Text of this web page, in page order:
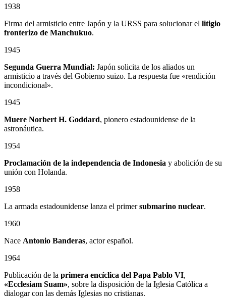
1938
Firma del armisticio entre Japón y la URSS para solucionar el litigio
fronterizo de Manchukuo.
1945
Segunda Guerra Mundial: Japón solicita de los aliados un
armisticio a través del Gobierno suizo. La respuesta fue «rendición
incondicional».
1945
Muere Norbert H. Goddard, pionero estadounidense de la
astronáutica.
1954
Proclamación de la independencia de Indonesia y abolición de su
unión con Holanda.
1958
La armada estadounidense lanza el primersubmarino nuclear.
1960
Nace Antonio Banderas, actor español.
1964
Publicación de la primera encíclica del Papa Pablo VI,
«Ecclesiam Suam», sobre la disposición de la Iglesia Católica a
dialogar con las demás Iglesias no cristianas.